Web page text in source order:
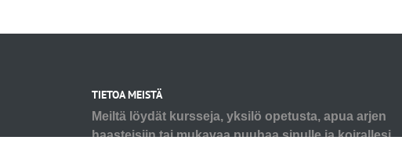
TIETOA MEISTÄ
Meiltä löydät kursseja, yksilö opetusta, apua arjen
haasteisiin tai mukavaa puuhaa sinulle ja koirallesi.